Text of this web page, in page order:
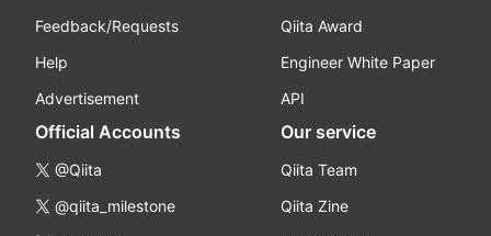
Feedback/Requests
Help
Advertisement
Qiita Award
Engineer White Paper
API
Official Accounts
@Qiita
@qiita_milestone
Our service
Qiita Team
Qiita Zine